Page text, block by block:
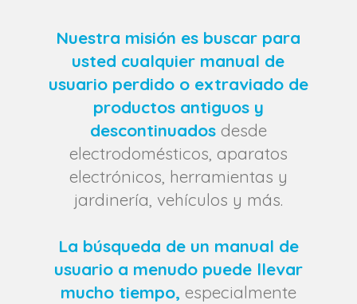
Nuestra misión es buscar para
usted cualquier manual de
usuario perdido o extraviado de
productos antiguos y
descontinuadosdesde
electrodomésticos, aparatos
electrónicos, herramientas y
jardinería, vehículos y más.
La búsqueda de un manual de
usuario a menudo puede llevar
mucho tiempo, especialmente